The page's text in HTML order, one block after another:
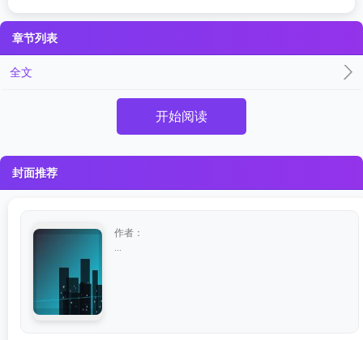
章节列表
全文
开始阅读
封面推荐
作者：